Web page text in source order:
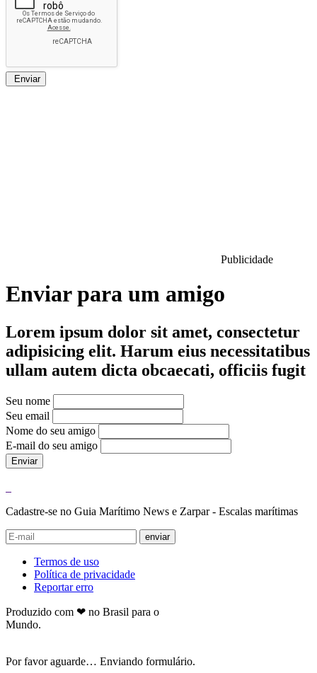
Enviar
Publicidade
Enviar para um amigo
Lorem ipsum dolor sit amet, consectetur
adipisicing elit. Harum eius necessitatibus
ullam autem dicta obcaecati, officiis fugit
Seu nome
Seu email
Nome do seu amigo
E-mail do seu amigo
Enviar
Cadastre-se no Guia Marítimo News e Zarpar - Escalas marítimas
enviar
Termos de uso
Política de privacidade
Reportar erro
Produzido com ❤ no Brasil para o
Mundo.
Por favor aguarde… Enviando formulário.